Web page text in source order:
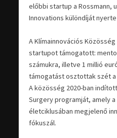
előbbi startup a Rossmann,
Innovations különdíját
A Klímainnovációs
startupot támogatott:
számukra, illetve 1 millió
támogatást osztottak szét
A közösség 2020-ban
Surgery programját, amely
életciklusában megjelenő
fókuszál.